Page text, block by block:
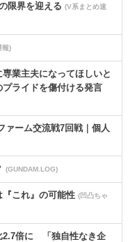
限界を迎える (V系まとめ速
報)
業主夫になってほしいと
ライドを傷付ける発言
ァーム交流戦7回戦｜個人
(GUNDAM.LOG)
『これ』の可能性 (凹凸ちゃ
2.7倍に 「独自性なき企